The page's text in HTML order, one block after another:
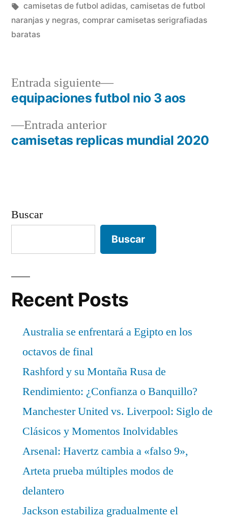
en
Etiquetas:
camisetas de futbol adidas, camisetas de futbol
naranjas y negras, comprar camisetas serigrafiadas
baratas
Navegación
deEntrada anteriorEntrada
anterior:
camisetas replicas mundial 2020
Entrada siguiente
Entrada
siguiente:
equipaciones futbol nio 3 aos
Buscar
Buscar
Recent Posts
Australia se enfrentará a Egipto en los
octavos de final
Rashford y su Montaña Rusa de
Rendimiento: ¿Confianza o Banquillo?
Manchester United vs. Liverpool: Siglo de
Clásicos y Momentos Inolvidables
Arsenal: Havertz cambia a «falso 9»,
Arteta prueba múltiples modos de
delantero
Jackson estabiliza gradualmente el